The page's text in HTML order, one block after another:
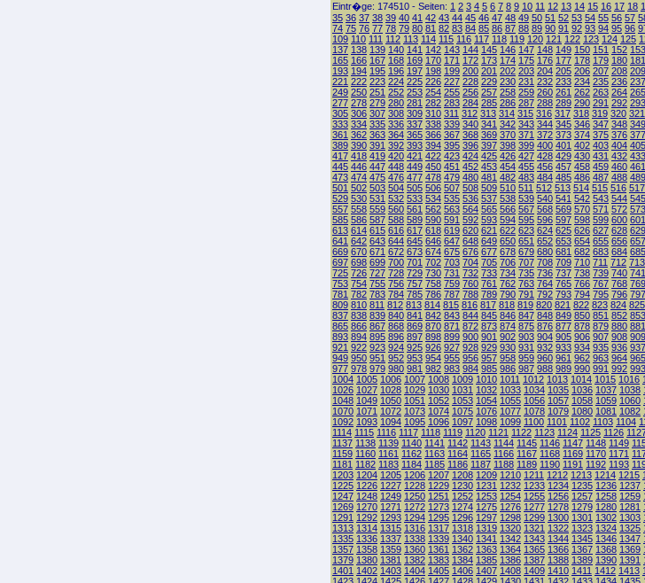
Eintr�ge: 174510 - Seiten: 1 2 3 4 5 6 7 8 9 10 11 12 13 14 15 16 17 18
35 36 37 38 39 40 41 42 43 44 45 46 47 48 49 50 51 52 53 54 55 56 57
74 75 76 77 78 79 80 81 82 83 84 85 86 87 88 89 90 91 92 93 94 95 96
109 110 111 112 113 114 115 116 117 118 119 120 121 122 123 124 125
137 138 139 140 141 142 143 144 145 146 147 148 149 150 151 152 153
165 166 167 168 169 170 171 172 173 174 175 176 177 178 179 180 181
193 194 195 196 197 198 199 200 201 202 203 204 205 206 207 208 209
221 222 223 224 225 226 227 228 229 230 231 232 233 234 235 236 237
249 250 251 252 253 254 255 256 257 258 259 260 261 262 263 264 265
277 278 279 280 281 282 283 284 285 286 287 288 289 290 291 292 293
305 306 307 308 309 310 311 312 313 314 315 316 317 318 319 320 321
333 334 335 336 337 338 339 340 341 342 343 344 345 346 347 348 349
361 362 363 364 365 366 367 368 369 370 371 372 373 374 375 376 377
389 390 391 392 393 394 395 396 397 398 399 400 401 402 403 404 405
417 418 419 420 421 422 423 424 425 426 427 428 429 430 431 432 433
445 446 447 448 449 450 451 452 453 454 455 456 457 458 459 460 461
473 474 475 476 477 478 479 480 481 482 483 484 485 486 487 488 489
501 502 503 504 505 506 507 508 509 510 511 512 513 514 515 516 517
529 530 531 532 533 534 535 536 537 538 539 540 541 542 543 544 545
557 558 559 560 561 562 563 564 565 566 567 568 569 570 571 572 573
585 586 587 588 589 590 591 592 593 594 595 596 597 598 599 600 601
613 614 615 616 617 618 619 620 621 622 623 624 625 626 627 628 629
641 642 643 644 645 646 647 648 649 650 651 652 653 654 655 656 657
669 670 671 672 673 674 675 676 677 678 679 680 681 682 683 684 685
697 698 699 700 701 702 703 704 705 706 707 708 709 710 711 712 713
725 726 727 728 729 730 731 732 733 734 735 736 737 738 739 740 741
753 754 755 756 757 758 759 760 761 762 763 764 765 766 767 768 769
781 782 783 784 785 786 787 788 789 790 791 792 793 794 795 796 797
809 810 811 812 813 814 815 816 817 818 819 820 821 822 823 824 825
837 838 839 840 841 842 843 844 845 846 847 848 849 850 851 852 853
865 866 867 868 869 870 871 872 873 874 875 876 877 878 879 880 881
893 894 895 896 897 898 899 900 901 902 903 904 905 906 907 908 909
921 922 923 924 925 926 927 928 929 930 931 932 933 934 935 936 937
949 950 951 952 953 954 955 956 957 958 959 960 961 962 963 964 965
977 978 979 980 981 982 983 984 985 986 987 988 989 990 991 992 993
1004 1005 1006 1007 1008 1009 1010 1011 1012 1013 1014 1015 1016
1026 1027 1028 1029 1030 1031 1032 1033 1034 1035 1036 1037 1038
1048 1049 1050 1051 1052 1053 1054 1055 1056 1057 1058 1059 1060
1070 1071 1072 1073 1074 1075 1076 1077 1078 1079 1080 1081 1082
1092 1093 1094 1095 1096 1097 1098 1099 1100 1101 1102 1103 1104
1114 1115 1116 1117 1118 1119 1120 1121 1122 1123 1124 1125 1126
1137 1138 1139 1140 1141 1142 1143 1144 1145 1146 1147 1148 1149
1159 1160 1161 1162 1163 1164 1165 1166 1167 1168 1169 1170 1171
1181 1182 1183 1184 1185 1186 1187 1188 1189 1190 1191 1192 1193
1203 1204 1205 1206 1207 1208 1209 1210 1211 1212 1213 1214 1215
1225 1226 1227 1228 1229 1230 1231 1232 1233 1234 1235 1236 1237
1247 1248 1249 1250 1251 1252 1253 1254 1255 1256 1257 1258 1259
1269 1270 1271 1272 1273 1274 1275 1276 1277 1278 1279 1280 1281
1291 1292 1293 1294 1295 1296 1297 1298 1299 1300 1301 1302 1303
1313 1314 1315 1316 1317 1318 1319 1320 1321 1322 1323 1324 1325
1335 1336 1337 1338 1339 1340 1341 1342 1343 1344 1345 1346 1347
1357 1358 1359 1360 1361 1362 1363 1364 1365 1366 1367 1368 1369
1379 1380 1381 1382 1383 1384 1385 1386 1387 1388 1389 1390 1391
1401 1402 1403 1404 1405 1406 1407 1408 1409 1410 1411 1412 1413